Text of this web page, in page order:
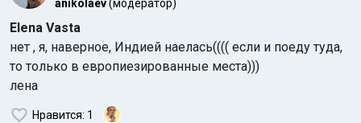
anikolaev(модератор)
Elena Vasta
нет , я, наверное, Индией наелась(((( если и поеду туда,
то только в европиезированные места)))
лена
Нравится: 1